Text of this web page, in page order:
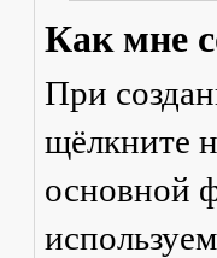
Как мне
При
щёлкните
основной